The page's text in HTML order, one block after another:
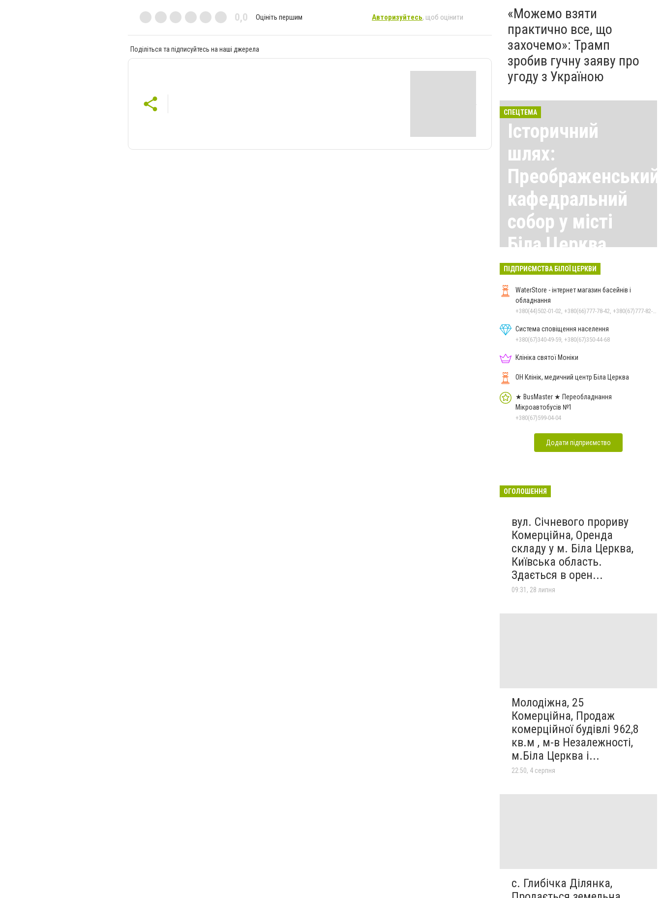
0,0 Оцініть першим Авторизуйтесь, щоб оцінити
Поділіться та підписуйтесь на наші джерела
«Можемо взяти
практично все, що
захочемо»: Трамп
зробив гучну заяву про
угоду з Україною
СПЕЦТЕМА
Історичний
шлях:
Преображенський
кафедральний
собор у місті
Біла Церква
Всі матеріали тут
ПІДПРИЄМСТВА БІЛОЇ ЦЕРКВИ
WaterStore - інтернет магазин басейнів і
обладнання
Система сповіщення населення
+380(67)340-49-59, +380(67)350-44-68
Клініка святої Моніки
ОН Клінік, медичний центр Біла Церква
★ BusMaster ★ Переобладнання
Мікроавтобусів №1
+380(67)599-04-04
Додати підприємство
ОГОЛОШЕННЯ
вул. Січневого прориву
Комерційна, Оренда
складу у м. Біла Церква,
Київська область.
Здається в орен...
09:31, 28 липня
Молодіжна, 25
Комерційна, Продаж
комерційної будівлі 962,8
кв.м , м-в Незалежності,
м.Біла Церква і...
22:50, 4 серпня
с. Глибічка Ділянка,